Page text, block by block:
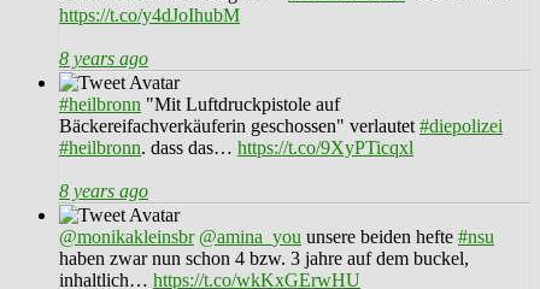
https://t.co/y4dJoIhubM
8 years ago
#heilbronn "Mit Luftdruckpistole auf
Bäckereifachverkäuferin geschossen" verlautet #diepolizei
#heilbronn. dass das… https://t.co/9XyPTicqxl
8 years ago
@monikakleinsbr @amina_you unsere beiden hefte #nsu
haben zwar nun schon 4 bzw. 3 jahre auf dem buckel,
inhaltlich… https://t.co/wkKxGErwHU